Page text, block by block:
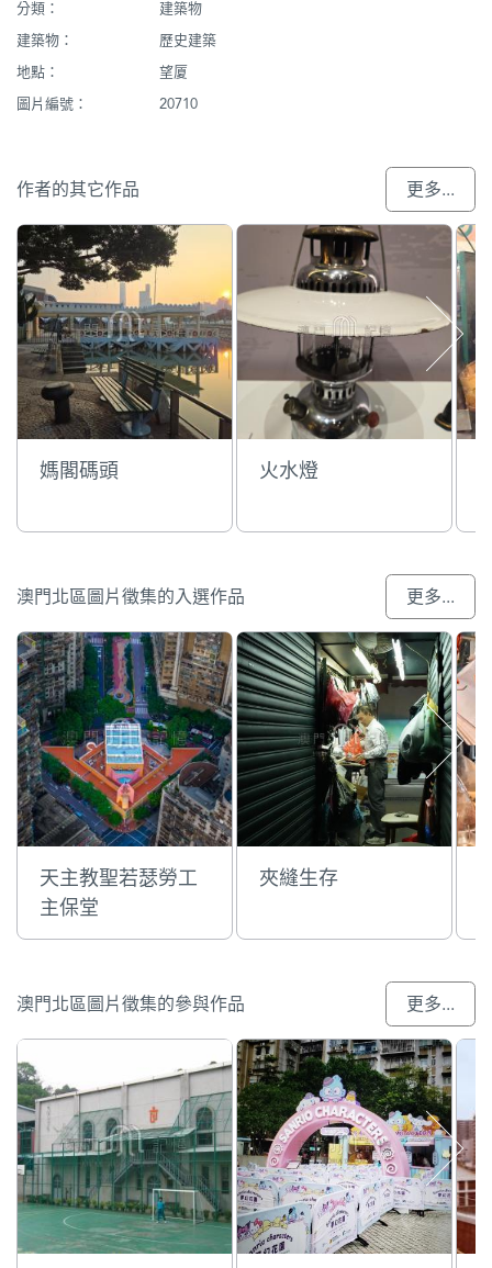
分類：
建築物
建築物：
歷史建築
地點：
望厦
圖片編號：
20710
作者的其它作品 更多...
媽閣碼頭 火水燈
澳門北區圖片徵集的入選作品 更多...
天主教聖若瑟勞工
主保堂
夾縫生存
澳門北區圖片徵集的參與作品 更多...